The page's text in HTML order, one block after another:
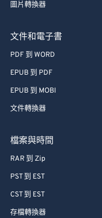
圖片轉換器
文件和電子書
PDF 到 WORD
EPUB 到 PDF
EPUB 到 MOBI
文件轉換器
檔案與時間
RAR 到 Zip
PST 到 EST
CST 到 EST
存檔轉換器